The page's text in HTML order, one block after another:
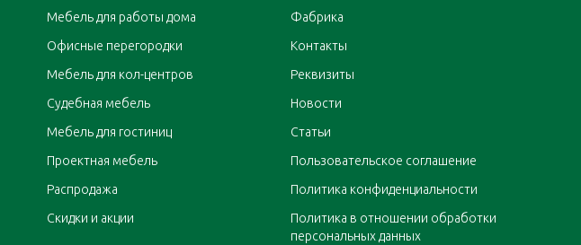
Мебель для работы дома
Офисные перегородки
Мебель для кол-центров
Судебная мебель
Мебель для гостиниц
Проектная мебель
Распродажа
Скидки и акции
Фабрика
Контакты
Реквизиты
Новости
Статьи
Пользовательское соглашение
Политика конфиденциальности
Политика в отношении обработки
персональных данных